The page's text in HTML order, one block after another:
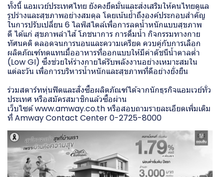
ทั้งนี้ แอมเวย์ประเทศไทย ยังคงยึดมั่นและส่งเสริมให้คนไทยดูแล
รูปร่างและสุขภาพอย่างสมดุล โดยเน้นย้ำถึงองค์ประกอบสำคัญ
ในการปรับเปลี่ยน 6 ไลฟ์สไตล์เพื่อการลดน้ำหนักแบบสุขภาพ
ดี ได้แก่ สุขภาพลำไส้ โภชนาการ การดื่มน้ำ กิจกรรมทางกาย
ทัศนคติ ตลอดจนการนอนและความเครียด ควบคู่กับการเลือก
ผลิตภัณฑ์ทดแทนมื้ออาหารที่ออกแบบให้มีค่าดัชนีน้ำตาลต่ำ
(Low GI) ซึ่งช่วยให้ร่างกายได้รับพลังงานอย่างเหมาะสมใน
แต่ละวัน เพื่อการบริหารน้ำหนักและสุขภาพที่ดีอย่างยั่งยืน
ร่วมสตาร์ทหุ่นฟิตและสั่งซื้อผลิตภัณฑ์ได้จากนักธุรกิจแอมเวย์ทั่ว
ประเทศ หรือสมัครสมาชิกแล้วซื้อผ่าน
เว็บไซต์ www.amway.co.th หรือสอบถามรายละเอียดเพิ่มเติม
ที่ Amway Contact Center 0-2725-8000